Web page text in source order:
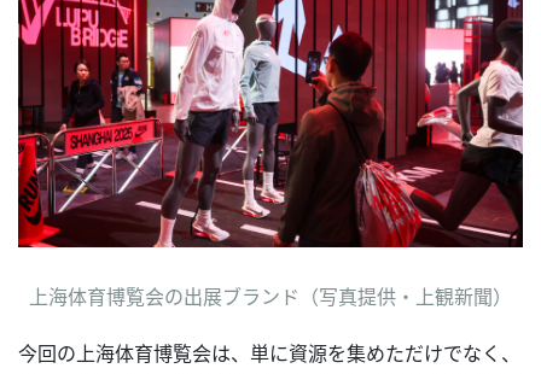
上海体育博覧会の出展ブランド（写真提供・上観新聞）
今回の上海体育博覧会は、単に資源を集めただけでなく、